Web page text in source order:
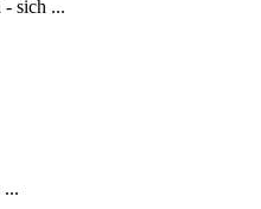
- sich ...
...